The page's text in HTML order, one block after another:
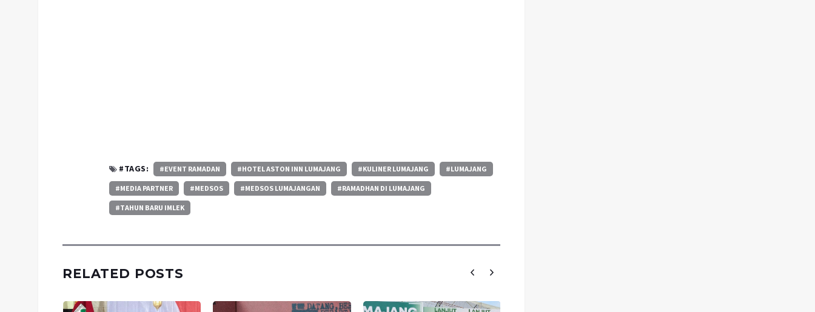
#TAGS: #EVENT RAMADAN #HOTEL ASTON INN LUMAJANG #KULINER LUMAJANG #LUMAJANG
#MEDIA PARTNER #MEDSOS #MEDSOS LUMAJANGAN #RAMADHAN DI LUMAJANG
#TAHUN BARU IMLEK
RELATED POSTS